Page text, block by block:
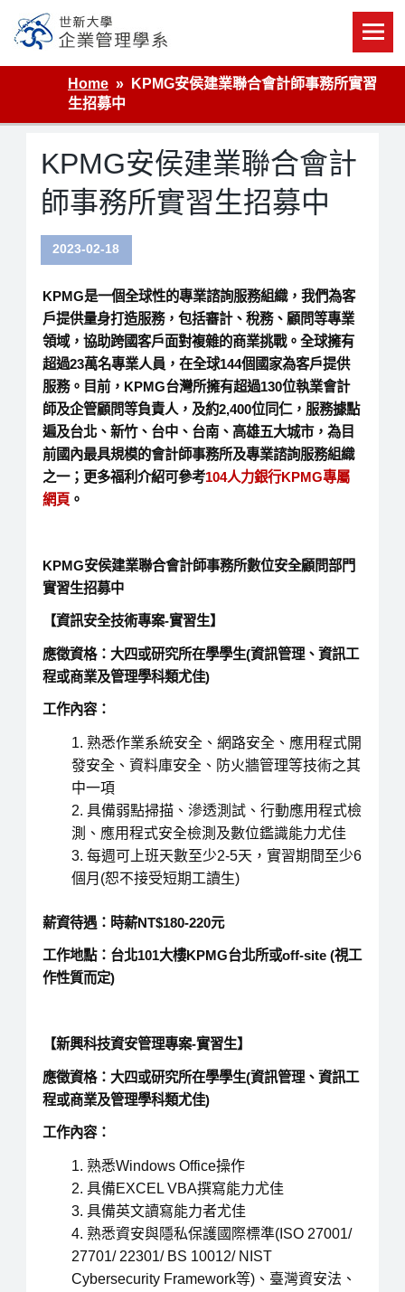
content
世新大學企業管理學系
Home
KPMG安侯建業聯合會計師事務所實習
生招募中
KPMG安侯建業聯合會計
師事務所實習生招募中
2023-02-18
KPMG是一個全球性的專業諮詢服務組織，我們為客
戶提供量身打造服務，包括審計、稅務、顧問等專業
領域，協助跨國客戶面對複雜的商業挑戰。全球擁有
超過23萬名專業人員，在全球144個國家為客戶提供
服務。目前，KPMG台灣所擁有超過130位執業會計
師及企管顧問等負責人，及約2,400位同仁，服務據點
遍及台北、新竹、台中、台南、高雄五大城市，為目
前國內最具規模的會計師事務所及專業諮詢服務組織
之一；更多福利介紹可參考104人力銀行KPMG專屬
網頁 。
KPMG安侯建業聯合會計師事務所數位安全顧問部門
實習生招募中
【資訊安全技術專案-實習生】
應徵資格：大四或研究所在學學生(資訊管理、資訊工
程或商業及管理學科類尤佳)
工作內容：
熟悉作業系統安全、網路安全、應用程式開
發安全、資料庫安全、防火牆管理等技術之其
中一項
具備弱點掃描、滲透測試、行動應用程式檢
測、應用程式安全檢測及數位鑑識能力尤佳
每週可上班天數至少2-5天，實習期間至少6
個月(恕不接受短期工讀生)
薪資待遇：時薪NT$180-220元
工作地點：台北101大樓KPMG台北所或off-site (視工
作性質而定)
【新興科技資安管理專案-實習生】
應徵資格：大四或研究所在學學生(資訊管理、資訊工
程或商業及管理學科類尤佳)
工作內容：
熟悉Windows Office操作
具備EXCEL VBA撰寫能力尤佳
具備英文讀寫能力者尤佳
熟悉資安與隱私保護國際標準(ISO 27001/
27701/ 22301/ BS 10012/ NIST
Cybersecurity Framework等)、臺灣資安法、